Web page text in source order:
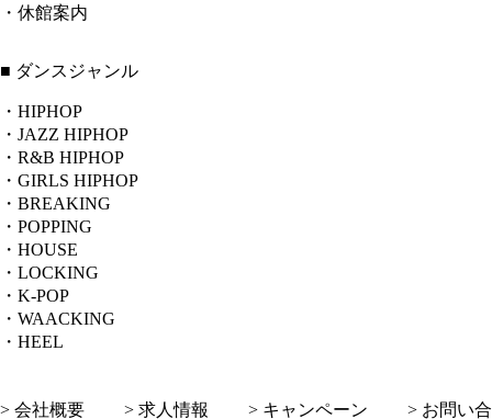
・休館案内
■ ダンスジャンル
・HIPHOP
・JAZZ HIPHOP
・R&B HIPHOP
・GIRLS HIPHOP
・BREAKING
・POPPING
・HOUSE
・LOCKING
・K-POP
・WAACKING
・HEEL
> 会社概要 > 求人情報 > キャンペーン > お問い合